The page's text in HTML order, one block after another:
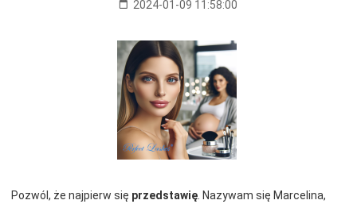
2024-01-09 11:58:00
Pozwól, że najpierw się przedstawię . Nazywam się Marcelina,